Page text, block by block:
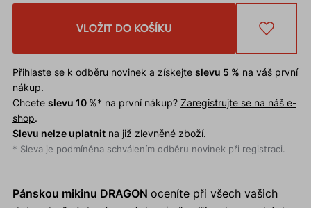
VLOŽIT DO KOŠÍKU
Přihlaste se k odběru novinek a získejte slevu 5 % na váš první
nákup.
Chcete slevu 10 %* na první nákup? Zaregistrujte se na náš e-
shop.
Slevu nelze uplatnitna již zlevněné zboží.
* Sleva je podmíněna schválením odběru novinek při registraci.
Pánskou mikinu DRAGON oceníte při všech vašich